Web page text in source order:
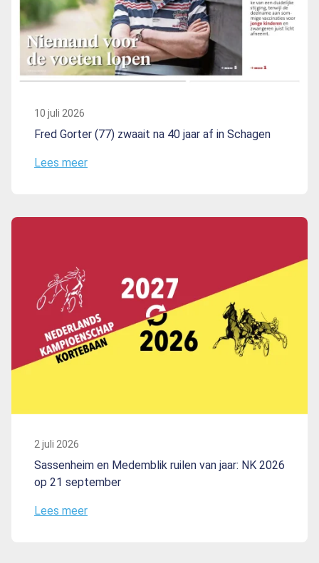
10 juli 2026
Fred Gorter (77) zwaait na 40 jaar af in Schagen
Lees meer
2 juli 2026
Sassenheim en Medemblik ruilen van jaar: NK 2026
op 21 september
Lees meer